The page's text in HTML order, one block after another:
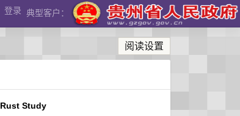
登录 典型客户：
阅读设置
Rust Study